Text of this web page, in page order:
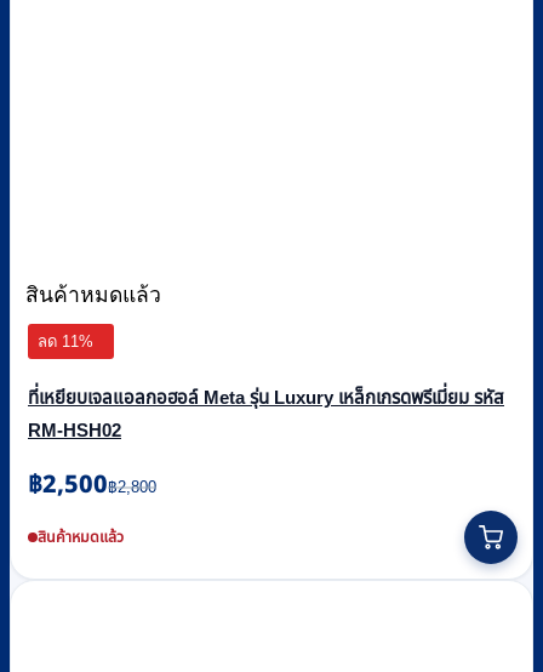
สินค้าหมดแล้ว
ลด 11%
ที่เหยียบเจลแอลกอฮอล์ Meta รุ่น Luxury เหล็กเกรดพรีเมี่ยม รหัส
RM-HSH02
฿2,800
Original
price
was:
฿2,500
Current
price
is:สินค้าหมดแล้ว